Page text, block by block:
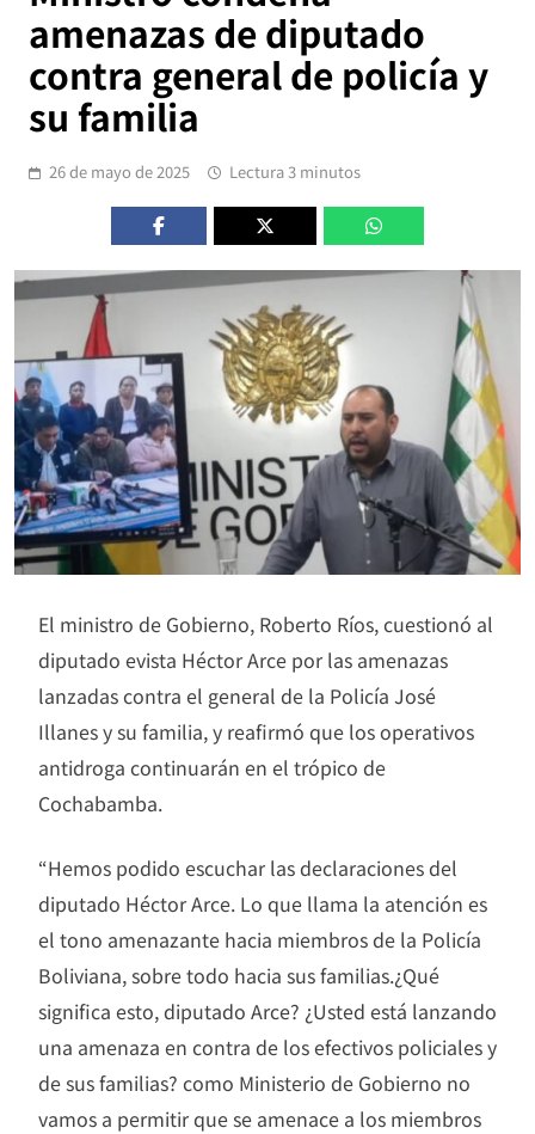
amenazas de diputado
contra general de policía y
su familia
26 de mayo de 2025 Lectura 3 minutos
El ministro de Gobierno, Roberto Ríos, cuestionó al
diputado evista Héctor Arce por las amenazas
lanzadas contra el general de la Policía José
Illanes y su familia, y reafirmó que los operativos
antidroga continuarán en el trópico de
Cochabamba.
“Hemos podido escuchar las declaraciones del
diputado Héctor Arce. Lo que llama la atención es
el tono amenazante hacia miembros de la Policía
Boliviana, sobre todo hacia sus familias.¿Qué
significa esto, diputado Arce? ¿Usted está lanzando
una amenaza en contra de los efectivos policiales y
de sus familias? como Ministerio de Gobierno no
vamos a permitir que se amenace a los miembros